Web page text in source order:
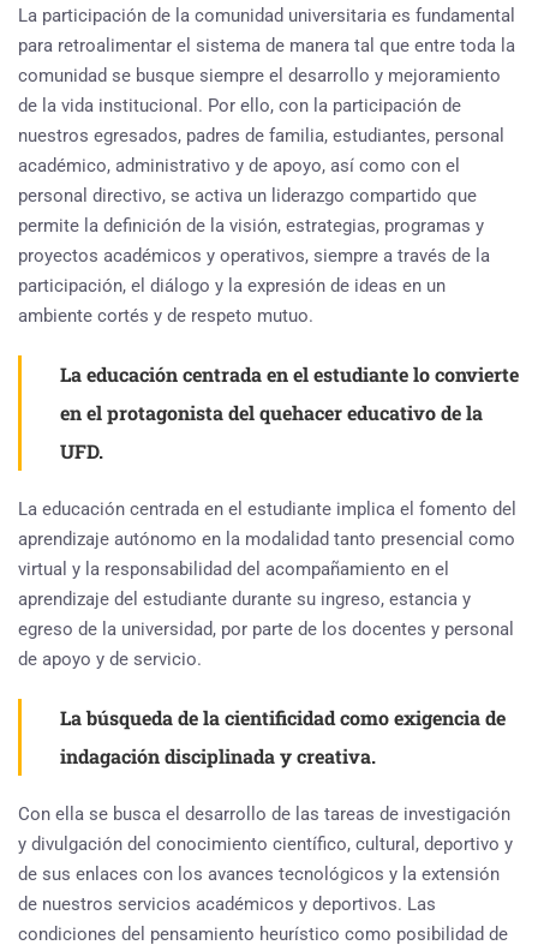
La participación de la comunidad universitaria es fundamental
para retroalimentar el sistema de manera tal que entre toda la
comunidad se busque siempre el desarrollo y mejoramiento
de la vida institucional. Por ello, con la participación de
nuestros egresados, padres de familia, estudiantes, personal
académico, administrativo y de apoyo, así como con el
personal directivo, se activa un liderazgo compartido que
permite la definición de la visión, estrategias, programas y
proyectos académicos y operativos, siempre a través de la
participación, el diálogo y la expresión de ideas en un
ambiente cortés y de respeto mutuo.
La educación centrada en el estudiante lo convierte
en el protagonista del quehacer educativo de la
UFD.
La educación centrada en el estudiante implica el fomento del
aprendizaje autónomo en la modalidad tanto presencial como
virtual y la responsabilidad del acompañamiento en el
aprendizaje del estudiante durante su ingreso, estancia y
egreso de la universidad, por parte de los docentes y personal
de apoyo y de servicio.
La búsqueda de la cientificidad como exigencia de
indagación disciplinada y creativa.
Con ella se busca el desarrollo de las tareas de investigación
y divulgación del conocimiento científico, cultural, deportivo y
de sus enlaces con los avances tecnológicos y la extensión
de nuestros servicios académicos y deportivos. Las
condiciones del pensamiento heurístico como posibilidad de